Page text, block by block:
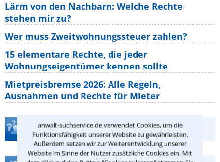
anwalt-suchservice.de verwendet Cookies, um die
Funktionsfähigkeit unserer Website zu gewährleisten.
Außerdem setzen wir zur Weiterentwicklung unserer
Website im Sinne der Nutzer zusätzliche Cookies ein. Mit
Lärm von den Nachbarn: Welche Rechte
stehen mir zu?
Wer muss Zweitwohnungssteuer zahlen?
15 elementare Rechte, die jeder
Wohnungseigentümer kennen sollte
Mietpreisbremse 2026: Alle Regeln,
Ausnahmen und Rechte für Mieter
Teste Dein Rechtswissen